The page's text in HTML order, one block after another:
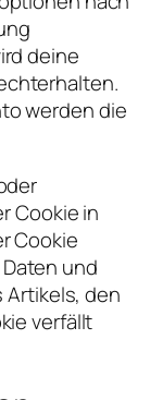
deine
werden die
Cookie in
Cookie
und
Artikels, den
verfällt